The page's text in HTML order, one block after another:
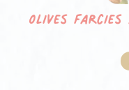
Olives